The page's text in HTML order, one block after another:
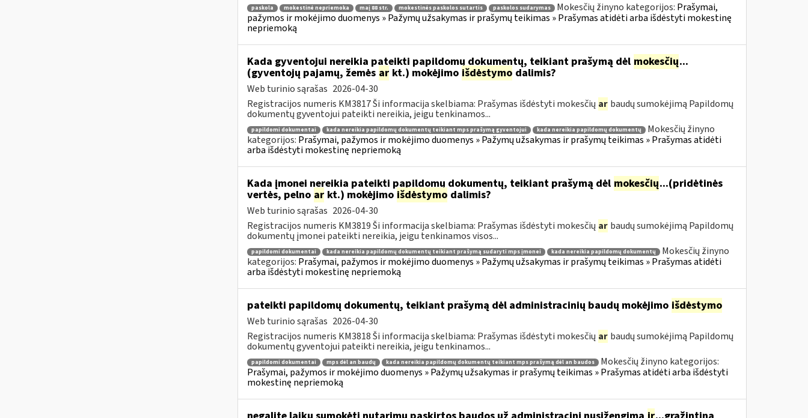
paskola mokestinė nepriemoka maį 88 str. mokestinės paskolos sutartis paskolos sudarymas Mokesčių žinyno kategorijos: Prašymai,
pažymos ir mokėjimo duomenys » Pažymų užsakymas ir prašymų teikimas » Prašymas atidėti arba išdėstyti mokestinę
nepriemoką
Kada gyventojui nereikia pateikti papildomų dokumentų, teikiant prašymą dėl mokesčių...
(gyventojų pajamų, žemės arkt.) mokėjimo išdėstymo dalimis?
Web turinio sąrašas 2026-04-30
Registracijos numeris KM3817 Ši informacija skelbiama: Prašymas išdėstyti mokesčių ar baudų sumokėjimą Papildomų
dokumentų gyventojui pateikti nereikia, jeigu tenkinamos...
papildomi dokumentai kada nereikia papildomų dokumentų teikiant mps prašymą gyventojui kada nereikia papildomų dokumentų
Mokesčių žinyno
kategorijos: Prašymai, pažymos ir mokėjimo duomenys » Pažymų užsakymas ir prašymų teikimas » Prašymas atidėti
arba išdėstyti mokestinę nepriemoką
Kada įmonei nereikia pateikti papildomų dokumentų, teikiant prašymą dėl mokesčių...(pridėtinės
vertės, pelno arkt.) mokėjimo išdėstymo dalimis?
Web turinio sąrašas 2026-04-30
Registracijos numeris KM3819 Ši informacija skelbiama: Prašymas išdėstyti mokesčių ar baudų sumokėjimą Papildomų
dokumentų įmonei pateikti nereikia, jeigu tenkinamos visos...
papildomi dokumentai kada nereikia papildomų dokumentų teikiant prašymą sudaryti mps įmonei kada nereikia papildomų dokumentų
Mokesčių žinyno
kategorijos: Prašymai, pažymos ir mokėjimo duomenys » Pažymų užsakymas ir prašymų teikimas » Prašymas atidėti
arba išdėstyti mokestinę nepriemoką
pateikti papildomų dokumentų, teikiant prašymą dėl administracinių baudų mokėjimo išdėstymo
Web turinio sąrašas 2026-04-30
Registracijos numeris KM3818 Ši informacija skelbiama: Prašymas išdėstyti mokesčių ar baudų sumokėjimą Papildomų
dokumentų gyventojui pateikti nereikia, jeigu tenkinamos...
papildomi dokumentai mps dėl an baudų kada nereikia papildomų dokumentų teikiant mps prašymą dėl an baudos
Mokesčių žinyno kategorijos:
Prašymai, pažymos ir mokėjimo duomenys » Pažymų užsakymas ir prašymų teikimas » Prašymas atidėti arba išdėstyti
mokestinę nepriemoką